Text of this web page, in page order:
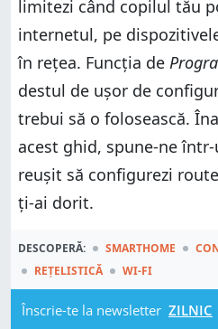
limitezi când copilul tău
internetul, pe
în rețea. Funcția de
destul de ușor de
trebui să o folosească.
acest ghid, spune-ne
reușit să configurezi
ți-ai dorit.
DESCOPERĂ: SMARTHOME
REȚELISTICĂ
WI-FI
Înscrie-te la newsletter ZILNIC